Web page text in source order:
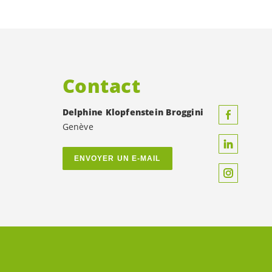
Contact
Delphine Klopfenstein Broggini
Genève
ENVOYER UN E-MAIL